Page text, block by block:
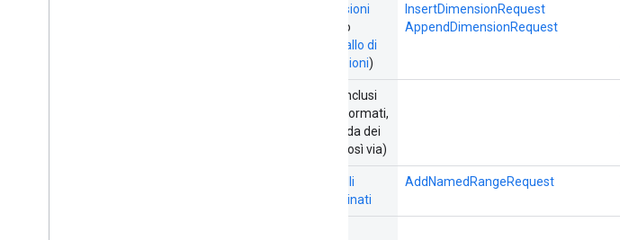
Dimensioni
(incluso
l'intervallo di
dimensioni)
InsertDimensionRequest
AppendDimensionRequest
(inclusi
valori, formati,
convalida dei
dati e così via)
Intervalli
denominati
AddNamedRangeRequest